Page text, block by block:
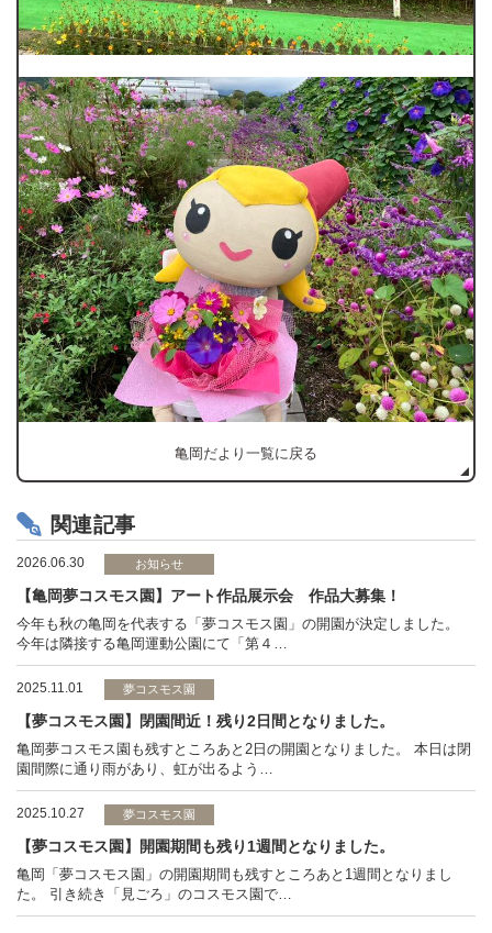
亀岡だより一覧に戻る
関連記事
2026.06.30 お知らせ
【亀岡夢コスモス園】アート作品展示会 作品大募集！
今年も秋の亀岡を代表する「夢コスモス園」の開園が決定しました。
今年は隣接する亀岡運動公園にて「第４…
2025.11.01 夢コスモス園
【夢コスモス園】閉園間近！残り2日間となりました。
亀岡夢コスモス園も残すところあと2日の開園となりました。 本日は閉
園間際に通り雨があり、虹が出るよう…
2025.10.27 夢コスモス園
【夢コスモス園】開園期間も残り1週間となりました。
亀岡「夢コスモス園」の開園期間も残すところあと1週間となりまし
た。 引き続き「見ごろ」のコスモス園で…